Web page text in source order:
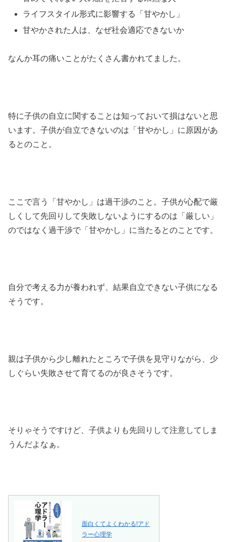
ライフスタイル形式に影響する「甘やかし」
甘やかされた人は、なぜ社会適応できないか
なんか耳の痛いことがたくさん書かれてました。
特に子供の自立に関することは知っておいて損はないと思
います。子供が自立できないのは「甘やかし」に原因があ
るとのこと。
ここで言う「甘やかし」は過干渉のこと。子供が心配で厳
しくして先回りして失敗しないようにするのは「厳しい」
のではなく過干渉で「甘やかし」に当たるとのことです。
自分で考える力が養われず、結果自立できない子供になる
そうです。
親は子供から少し離れたところで子供を見守りながら、少
しぐらい失敗させて育てるのが良さそうです。
そりゃそうですけど、子供よりも先回りして注意してしま
うんだよなぁ。
面白くてよくわかる!アド
ラー心理学